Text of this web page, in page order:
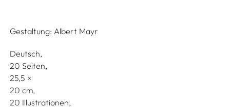
Gestaltung: Albert Mayr
Deutsch
20 Seiten,
25,5
20
20 Illustrationen